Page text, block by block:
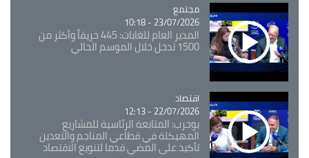
Catégorie
مجتمع
23/07/2026 - 10:18
المدير العام للغابات: 445 حريقاً وأكثر من
1500 تدخل خلال الموسم الحالي
Catégorie
اقتصاد
22/07/2026 - 12:13
بوحرب: المتابعة الرئاسية للمشاريع
المهيكلة في قطاعي المناجم والتعدين
تأكيد على المضي قدما لتنويع الاقتصاد